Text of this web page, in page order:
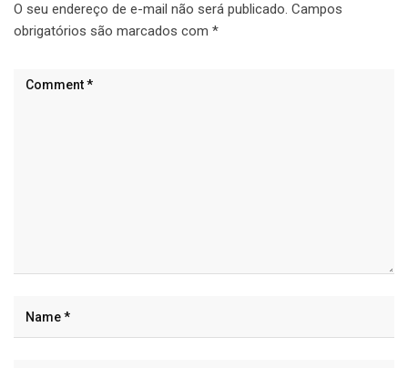
O seu endereço de e-mail não será publicado. Campos
obrigatórios são marcados com *